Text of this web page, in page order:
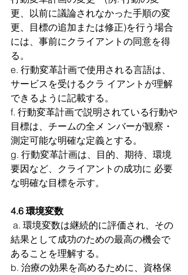
更、以前に議論されなかった手順の変
更、目標の追加または修正)を行う場合
には、事前にクライアントの同意を得
る。
e. 行動変革計画で使用される言語は、
サービスを受けるクラ イアントが理解
できるように記載する。
f. 行動変革計画で説明されている行動や
目標は、チームの全メ ンバーが観察・
測定可能な明確な定義とする。
g. 行動変革計画は、目的、期待、環境
要因など、クライアントの成功に 必要
な明確な目標を示す。
4.6 環境変数
結果として成功のための最高の機会で
あることを理解する。
b. 治療の効果を高めるために、資格保